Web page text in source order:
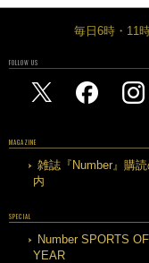
毎日6時・11
FOLLOW US
MAGAZINE
雑誌『Number』購
内
SPECIAL
Number SPORTS
YEAR